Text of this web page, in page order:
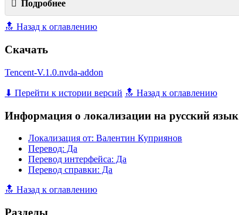
Подробнее
🔝 Назад к оглавлению
Скачать
Tencent-V.1.0.nvda-addon
⬇ Перейти к истории версий 🔝 Назад к оглавлению
Информация о локализации на русский язык
Локализация от: Валентин Куприянов
Перевод: Да
Перевод интерфейса: Да
Перевод справки: Да
🔝 Назад к оглавлению
Разделы